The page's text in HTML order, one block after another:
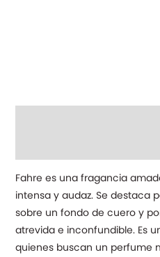
Fahre es una fragancia
intensa y audaz. Se destaca
sobre un fondo de cuero y
atrevida e inconfundible. Es
quienes buscan un perfume